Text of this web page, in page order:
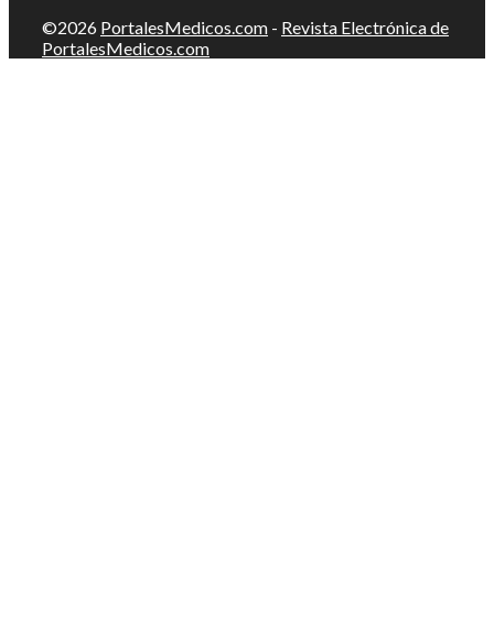
©2026 PortalesMedicos.com - Revista Electrónica de
PortalesMedicos.com